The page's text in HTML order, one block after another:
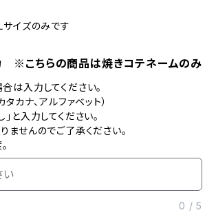
イズのみです
※こちらの商品は焼きコテネームのみ
は入力してください。
タカナ、アルファベット）
と入力してください。
ませんのでご了承ください。
0 /5